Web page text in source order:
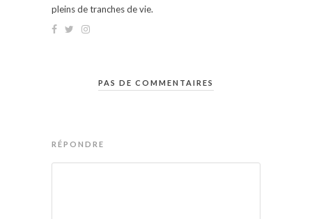
pleins de tranches de vie.
PAS DE COMMENTAIRES
RÉPONDRE